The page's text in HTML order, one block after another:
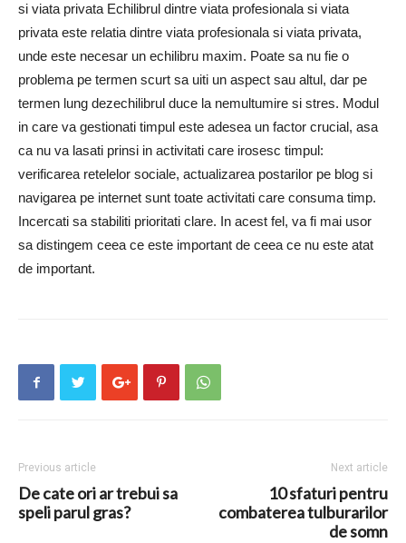
si viata privata Echilibrul dintre viata profesionala si viata
privata este relatia dintre viata profesionala si viata privata,
unde este necesar un echilibru maxim. Poate sa nu fie o
problema pe termen scurt sa uiti un aspect sau altul, dar pe
termen lung dezechilibrul duce la nemultumire si stres. Modul
in care va gestionati timpul este adesea un factor crucial, asa
ca nu va lasati prinsi in activitati care irosesc timpul:
verificarea retelelor sociale, actualizarea postarilor pe blog si
navigarea pe internet sunt toate activitati care consuma timp.
Incercati sa stabiliti prioritati clare. In acest fel, va fi mai usor
sa distingem ceea ce este important de ceea ce nu este atat
de important.
Previous article
De cate ori ar trebui sa
speli parul gras?
Next article
10 sfaturi pentru
combaterea tulburarilor
de somn